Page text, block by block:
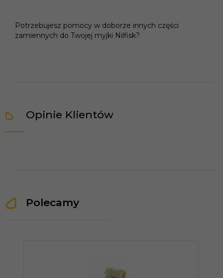
Potrzebujesz pomocy w doborze innych części
zamiennych do Twojej myjki Nilfisk?
Opinie Klientów
Polecamy